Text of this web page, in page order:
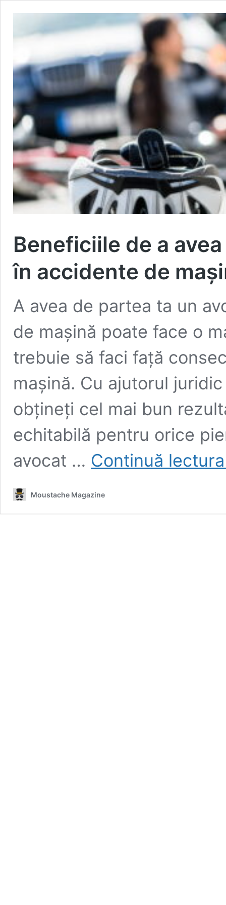
Beneficiile de a
în accidente de
A avea de partea ta un
de mașină poate face o
trebuie să faci față
mașină. Cu ajutorul
obțineți cel mai bun
echitabilă pentru orice
avocat … Continuă
Moustache Magazine